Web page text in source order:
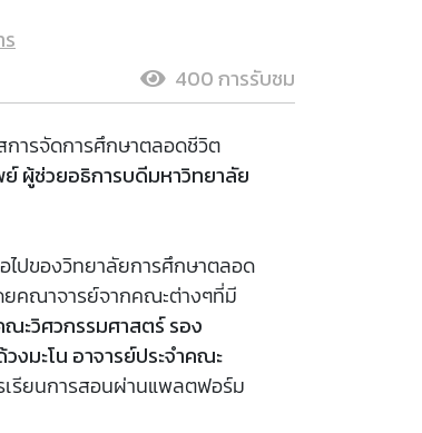
400 การรับชม
การจัดการศึกษาตลอดชีวิต
ผู้ช่วยอธิการบดีมหาวิทยาลัย
ไปของวิทยาลัยการศึกษาตลอด
ยคณาจารย์จากคณะต่างๆที่มี
ะวิศวกรรมศาสตร์ รอง
มะโน อาจารย์ประจำคณะ
รียนการสอนผ่านแพลตฟอร์ม